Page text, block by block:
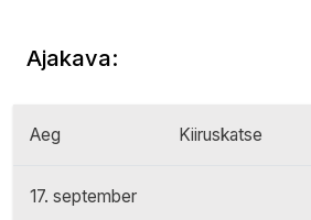
Ajakava:
Aeg Kiiruskatse
17. september